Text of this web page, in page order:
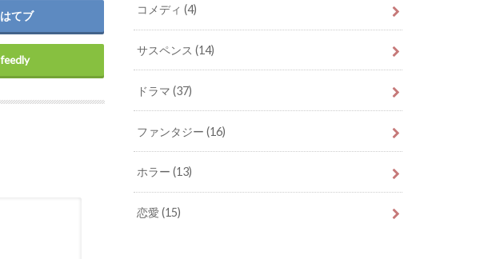
はてブ
feedly
コメディ(4)
サスペンス(14)
ドラマ(37)
ファンタジー(16)
ホラー(13)
恋愛(15)